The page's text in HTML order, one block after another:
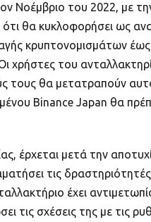
Νοέμβριο του 2022, με
ότι θα κυκλοφορήσει ως
κρυπτονομισμάτων έως
χρήστες του
τους θα μετατραπούν
Binance Japan θα
έρχεται μετά την
τις
έχει
σχέσεις της με τις